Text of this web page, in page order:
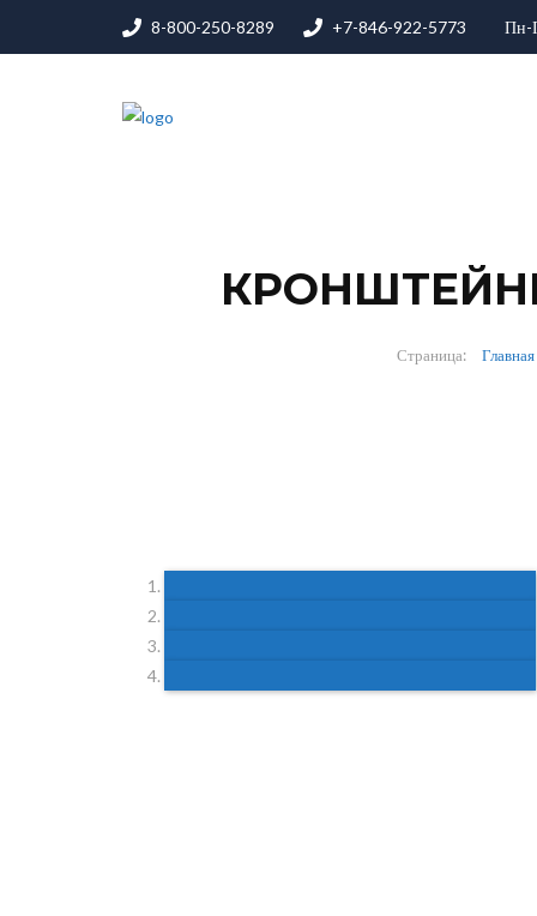
8-800-250-8289 +7-846-922-5773 Пн-
Главная